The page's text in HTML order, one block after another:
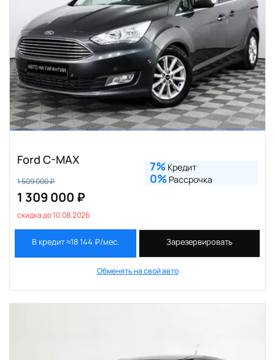
Ford C-MAX
1 509 000 ₽
1 309 000 ₽
скидка до 10.08.2026
7% Кредит
0% Рассрочка
В кредит ≈18 144 ₽/мес. Зарезервировать
Обменять на свой авто